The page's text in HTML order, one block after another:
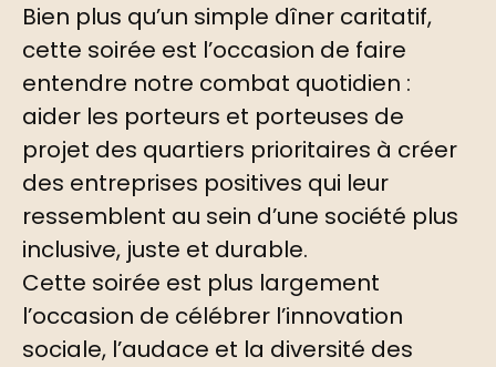
Bien plus qu’un simple dîner caritatif,
cette soirée est l’occasion de faire
entendre notre combat quotidien :
aider les porteurs et porteuses de
projet des quartiers prioritaires à créer
des entreprises positives qui leur
ressemblent au sein d’une société plus
inclusive, juste et durable.
Cette soirée est plus largement
l’occasion de célébrer l’innovation
sociale, l’audace et la diversité des